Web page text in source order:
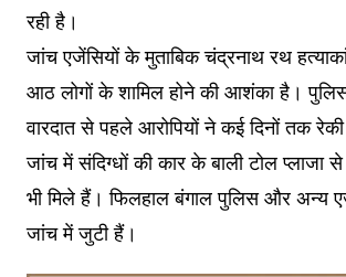
रही है।
जांच एजेंसियों के मुताबिक चंद्रनाथ रथ
आठ लोगों के शामिल होने की आशंका है। पुलिस
वारदात से पहले आरोपियों ने कई दिनों तक
जांच में संदिग्धों की कार के बाली टोल प्लाजा
भी मिले हैं। फिलहाल बंगाल पुलिस और अन्य
जांच में जुटी हैं।